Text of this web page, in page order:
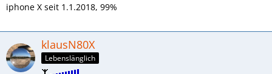
iphone X seit 1.1.2018, 99%
klausN80X
Lebenslänglich